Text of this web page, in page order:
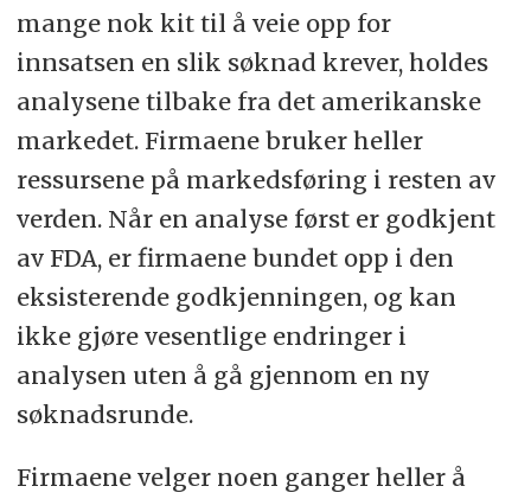
mange nok kit til å veie opp for
innsatsen en slik søknad krever, holdes
analysene tilbake fra det amerikanske
markedet. Firmaene bruker heller
ressursene på markedsføring i resten av
verden. Når en analyse først er godkjent
av FDA, er firmaene bundet opp i den
eksisterende godkjenningen, og kan
ikke gjøre vesentlige endringer i
analysen uten å gå gjennom en ny
søknadsrunde.
Firmaene velger noen ganger heller å